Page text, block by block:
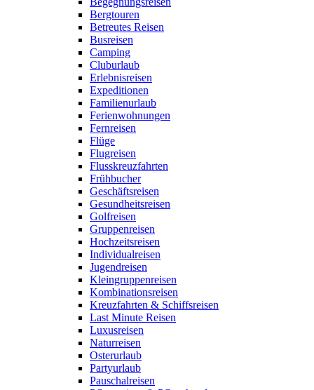
Bergtouren
Betreutes Reisen
Busreisen
Camping
Cluburlaub
Erlebnisreisen
Expeditionen
Familienurlaub
Ferienwohnungen
Fernreisen
Flüge
Flugreisen
Flusskreuzfahrten
Frühbucher
Geschäftsreisen
Gesundheitsreisen
Golfreisen
Gruppenreisen
Hochzeitsreisen
Individualreisen
Jugendreisen
Kleingruppenreisen
Kombinationsreisen
Kreuzfahrten & Schiffsreisen
Last Minute Reisen
Luxusreisen
Naturreisen
Osterurlaub
Partyurlaub
Pauschalreisen